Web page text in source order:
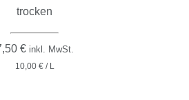
trocken
€ inkl. MwSt.
10,00 € / L